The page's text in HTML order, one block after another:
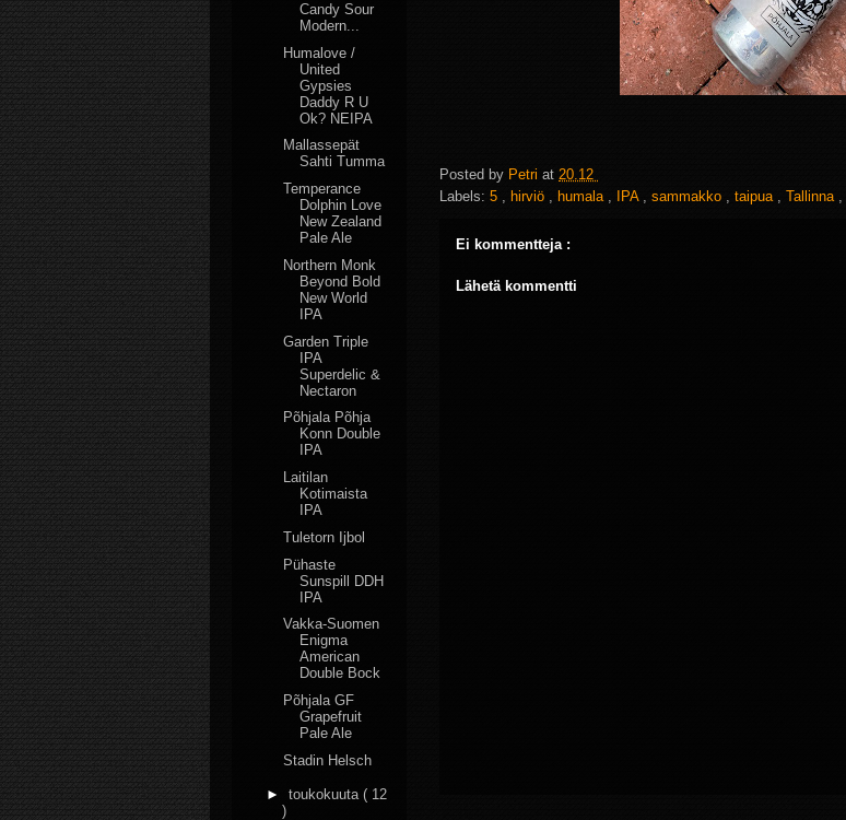
Posted by Petri at 20.12
Labels: 5 , hirviö , humala , IPA , sammakko , taipua , Tallinna ,
Ei kommentteja :
Lähetä kommentti
Candy Sour
Modern...
Humalove /
United
Gypsies
Daddy R U
Ok? NEIPA
Mallassepät
Sahti Tumma
Temperance
Dolphin Love
New Zealand
Pale Ale
Northern Monk
Beyond Bold
New World
IPA
Garden Triple
IPA
Superdelic &
Nectaron
Põhjala Põhja
Konn Double
IPA
Laitilan
Kotimaista
IPA
Tuletorn Ijbol
Pühaste
Sunspill DDH
IPA
Vakka-Suomen
Enigma
American
Double Bock
Põhjala GF
Grapefruit
Pale Ale
Stadin Helsch
► toukokuuta ( 12
)